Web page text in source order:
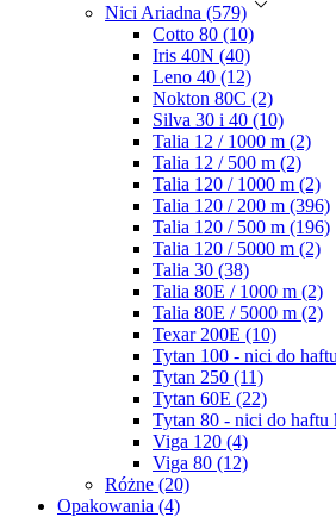
Nici Ariadna (579)
Cotto 80 (10)
Iris 40N (40)
Leno 40 (12)
Nokton 80C (2)
Silva 30 i 40 (10)
Talia 12 / 1000 m (2)
Talia 12 / 500 m (2)
Talia 120 / 1000 m (2)
Talia 120 / 200 m (396)
Talia 120 / 500 m (196)
Talia 120 / 5000 m (2)
Talia 30 (38)
Talia 80E / 1000 m (2)
Talia 80E / 5000 m (2)
Texar 200E (10)
Tytan 100 - nici do
Tytan 250 (11)
Tytan 60E (22)
Tytan 80 - nici do
Viga 120 (4)
Viga 80 (12)
Różne (20)
Opakowania (4)